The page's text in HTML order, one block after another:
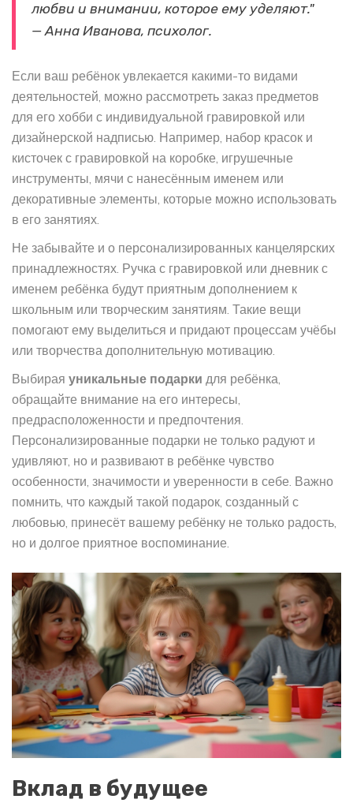
любви и внимании, которое ему уделяют."
— Анна Иванова, психолог.
Если ваш ребёнок увлекается какими-то видами
деятельностей, можно рассмотреть заказ предметов
для его хобби с индивидуальной гравировкой или
дизайнерской надписью. Например, набор красок и
кисточек с гравировкой на коробке, игрушечные
инструменты, мячи с нанесённым именем или
декоративные элементы, которые можно использовать
в его занятиях.
Не забывайте и о персонализированных канцелярских
принадлежностях. Ручка с гравировкой или дневник с
именем ребёнка будут приятным дополнением к
школьным или творческим занятиям. Такие вещи
помогают ему выделиться и придают процессам учёбы
или творчества дополнительную мотивацию.
Выбирая уникальные подарки для ребёнка,
обращайте внимание на его интересы,
предрасположенности и предпочтения.
Персонализированные подарки не только радуют и
удивляют, но и развивают в ребёнке чувство
особенности, значимости и уверенности в себе. Важно
помнить, что каждый такой подарок, созданный с
любовью, принесёт вашему ребёнку не только радость,
но и долгое приятное воспоминание.
Вклад в будущее